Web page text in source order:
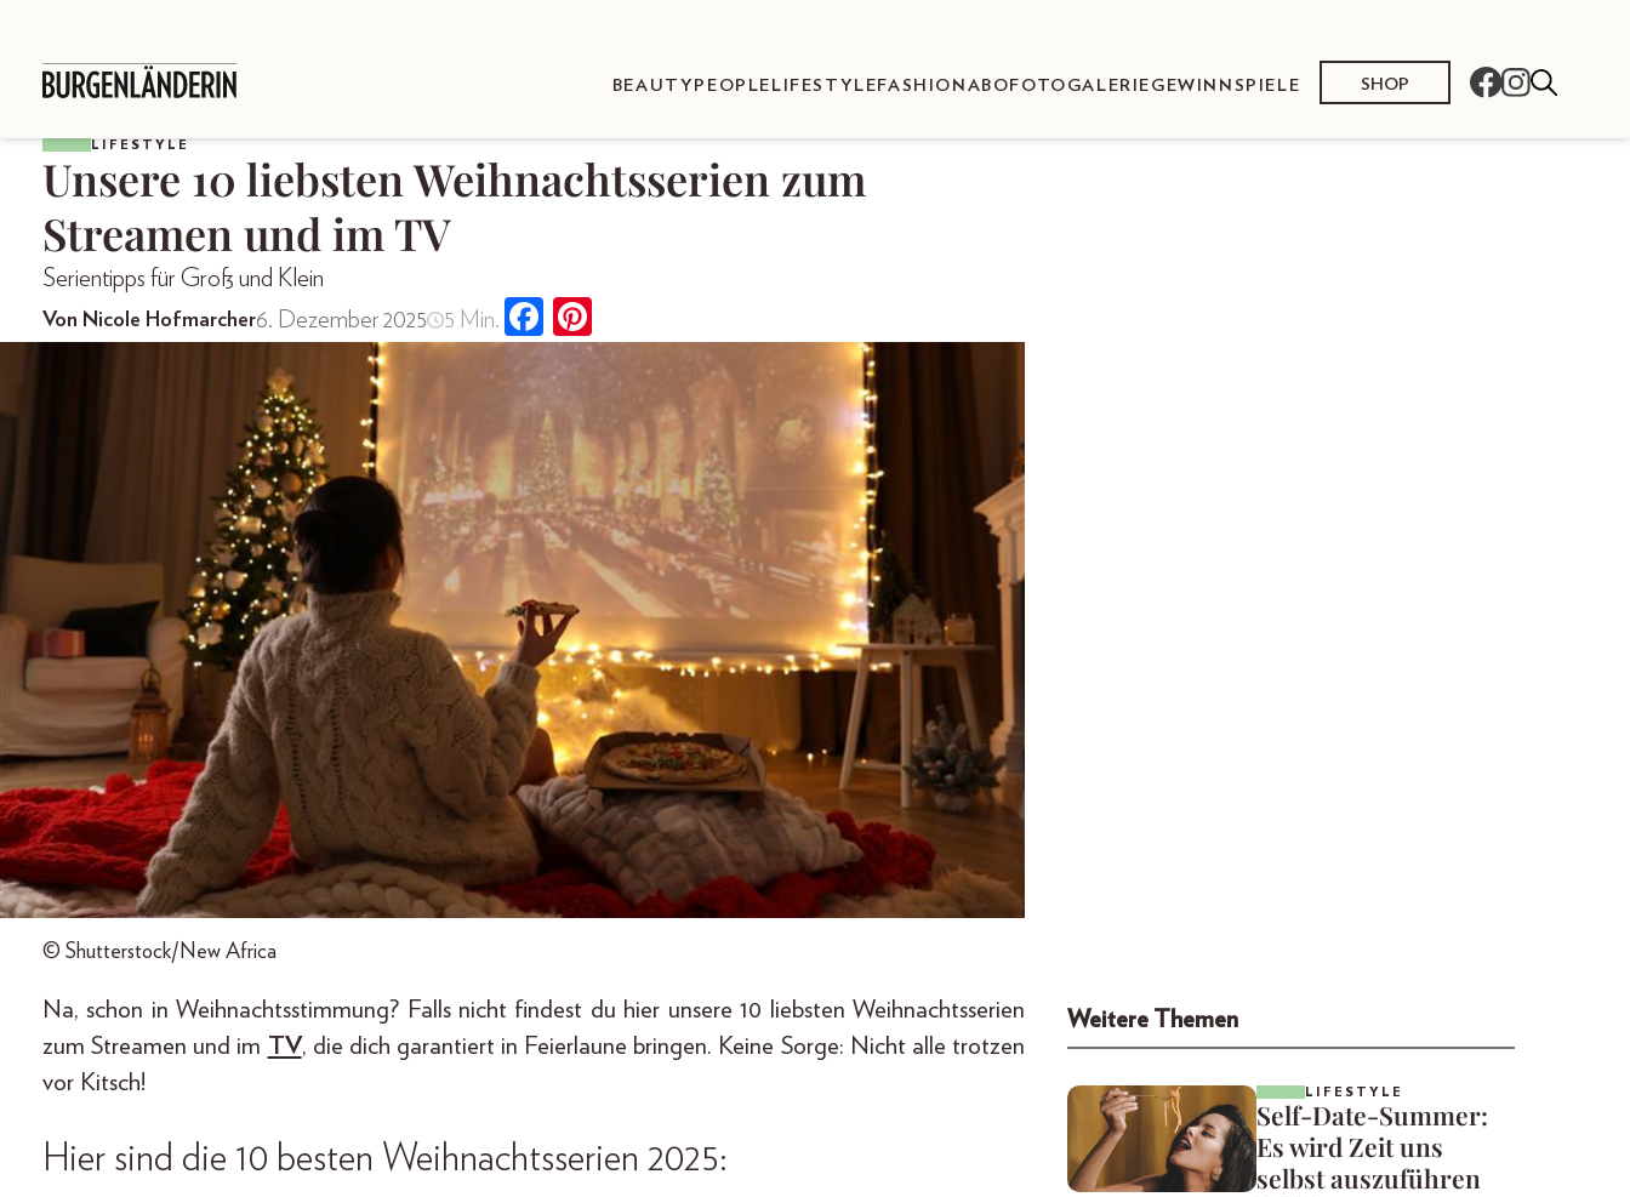
BEAUTY PEOPLE LIFESTYLEFASHION ABOFOTOGALERIE GEWINNSPIELE SHOP
LIFESTYLE
Unsere 10 liebsten Weihnachtsserien zum
Streamen und im TV
Serientipps für Groß und Klein
Von Nicole Hofmarcher6. Dezember 2025 5 Min.
© Shutterstock/New Africa
Na, schon in Weihnachtsstimmung? Falls nicht findest du hier unsere 10 liebsten Weihnachtsserien
zum Streamen und im TV, die dich garantiert in Feierlaune bringen. Keine Sorge: Nicht alle trotzen
vor Kitsch!
Hier sind die 10 besten Weihnachtsserien 2025:
Weitere Themen
LIFESTYLE
Self-Date-Summer:
Es wird Zeit uns
selbst auszuführen